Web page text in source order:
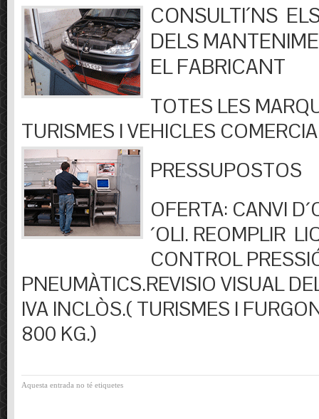
CONSULTI´NS
DELS
EL FABRICANT
TOTES LES
TURISMES I VEHICLES
PRESSUPOSTOS
OFERTA: CANVI
´OLI. REOMPLIR
CONTROL
PNEUMÀTICS.REVISIO VISUAL
IVA INCLÒS.( TURISMES I
800 KG.)
Aquesta entrada no té etiquetes